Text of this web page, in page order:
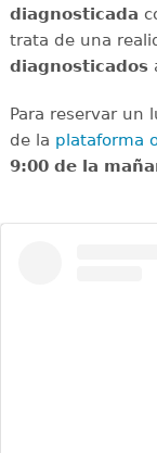
diagnosticada
trata de una
diagnosticados
Para reservar un
de la plataforma
9:00 de la